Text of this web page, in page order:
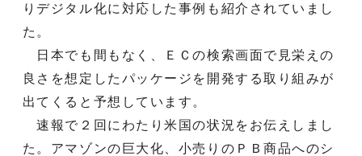
りデジタル化に対応した事例も紹介されていまし
た。
日本でも間もなく、ＥＣの検索画面で見栄えの
良さを想定したパッケージを開発する取り組みが
出てくると予想しています。
速報で２回にわたり米国の状況をお伝えしまし
た。アマゾンの巨大化、小売りのＰＢ商品へのシ